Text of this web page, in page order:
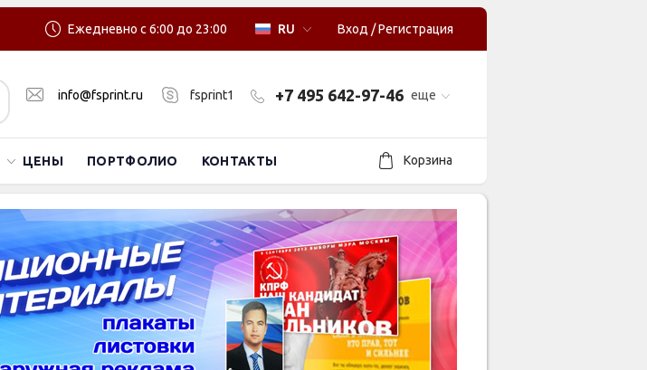
Вход /Регистрация
RU
Ежедневно с 6:00 до 23:00
info@fsprint.ru fsprint1 еще
+7 495 642-97-46
ЦЕНЫ ПОРТФОЛИО КОНТАКТЫ Корзина